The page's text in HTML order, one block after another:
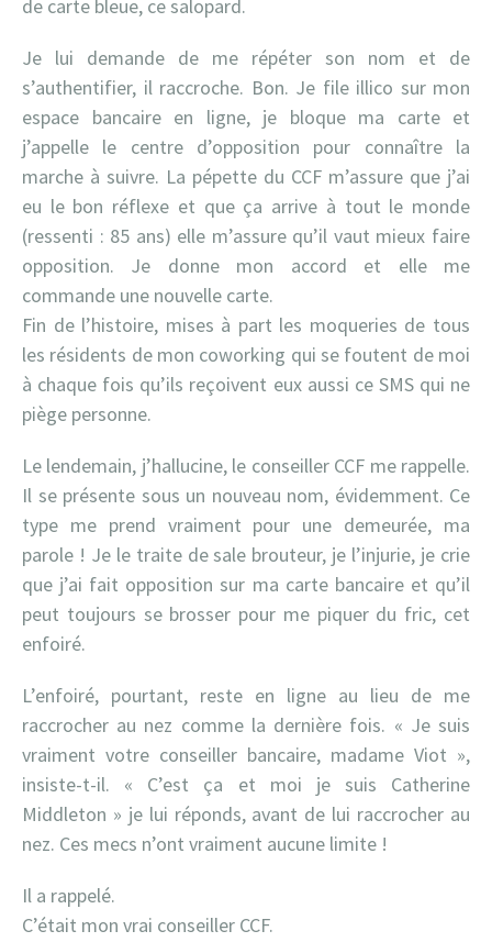
de carte bleue, ce salopard.
Je lui demande de me répéter son nom et de
s’authentifier, il raccroche. Bon. Je file illico sur mon
espace bancaire en ligne, je bloque ma carte et
j’appelle le centre d’opposition pour connaître la
marche à suivre. La pépette du CCF m’assure que j’ai
eu le bon réflexe et que ça arrive à tout le monde
(ressenti : 85 ans) elle m’assure qu’il vaut mieux faire
opposition. Je donne mon accord et elle me
commande une nouvelle carte.
Fin de l’histoire, mises à part les moqueries de tous
les résidents de mon coworking qui se foutent de moi
à chaque fois qu’ils reçoivent eux aussi ce SMS qui ne
piège personne.
Le lendemain, j’hallucine, le conseiller CCF me rappelle.
Il se présente sous un nouveau nom, évidemment. Ce
type me prend vraiment pour une demeurée, ma
parole ! Je le traite de sale brouteur, je l’injurie, je crie
que j’ai fait opposition sur ma carte bancaire et qu’il
peut toujours se brosser pour me piquer du fric, cet
enfoiré.
L’enfoiré, pourtant, reste en ligne au lieu de me
raccrocher au nez comme la dernière fois. « Je suis
vraiment votre conseiller bancaire, madame Viot »,
insiste-t-il. « C’est ça et moi je suis Catherine
Middleton » je lui réponds, avant de lui raccrocher au
nez. Ces mecs n’ont vraiment aucune limite !
Il a rappelé.
C’était mon vrai conseiller CCF.